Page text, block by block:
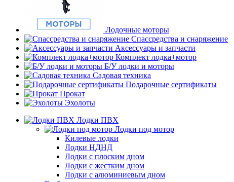
Лодочные моторы
Спассредства и снаряжение
Аксессуары и запчасти
Комплект лодка+мотор
Б/У лодки и моторы
Садовая техника
Подарочные сертификаты
Прокат
Эхолоты
Лодки ПВХ
Лодки под мотор
Килевые лодки
Лодки НДНД
Лодки с плоским дном
Лодки с жестким дном
Лодки с алюминиевым дном